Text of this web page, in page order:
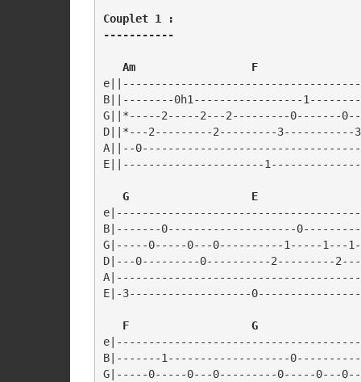
Couplet 1 :
   Am                  F
B||--------0h1-----------------
G||*-----2-----2---2---------0-------
D||*---2---------2---------3-----------
A||--
E||----------------------
G                   E
B|-------0--------------------
G|-----0-----0---0----------1-----1---
D|---0---------0----------2---------
E|-3-------------------
  F                   G
B|-------1-------------------
G|-----0-----0---0---------0-----0---